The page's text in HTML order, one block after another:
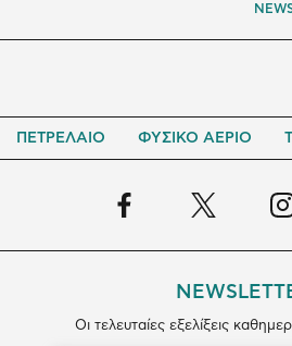
ΠΕΤΡΕΛΑΙΟ ΦΥΣΙΚΟ ΑΕΡΙΟ
Οι τελευταίες εξελίξεις